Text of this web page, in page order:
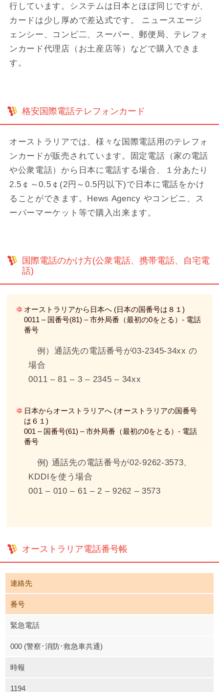
行しています。システムは日本とほぼ同じですが、
カードは少し厚めで差込式です。 ニュースエージ
ェンシー、コンビ二、スーパー、郵便局、テレフォ
ンカード代理店（お土産店等）などで購入できま
す。
格安国際電話テレフォンカード
オーストラリアでは、様々な国際電話用のテレフォ
ンカードが販売されています。固定電話（家の電話
や公衆電話）から日本に電話する場合、１分あたり
2.5￠～0.5￠(2円～0.5円以下)で日本に電話をかけ
ることができます。Hews Agency やコンビニ、ス
ーパーマーケット等で購入出来ます。
国際電話のかけ方(公衆電話、携帯電話、自宅電
話)
オーストラリアから日本へ (日本の国番号は８１)
0011 – 国番号(81) – 市外局番（最初の0をとる）- 電話
番号
例）通話先の電話番号が03-2345-34xx の
場合
0011 – 81 – 3 – 2345 – 34xx
日本からオーストラリアへ (オーストラリアの国番号
は６１)
001 – 国番号(61) – 市外局番（最初の0をとる）- 電話
番号
例) 通話先の電話番号が02-9262-3573、
KDDIを使う場合
001 – 010 – 61 – 2 – 9262 – 3573
オーストラリア電話番号帳
連絡先
番号
緊急電話
000 (警察･消防･救急車共通)
時報
1194